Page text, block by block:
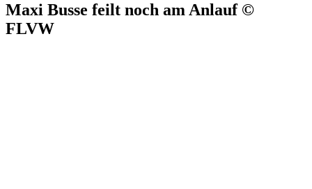
Maxi Busse feilt noch am Anlauf ©
FLVW